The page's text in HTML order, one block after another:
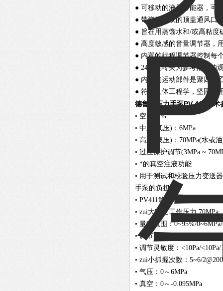
● 可移动的液压蓄能器，可
● 带弹簧加载的顶盖通风口
● 旨在用蒸馏水和/或高粘度
● 高度敏感的音量调节器，
● 内置的行程调节器控制每
● 240°旋转头为参考指标的
● 内部的运动部件是聚四氟
● 符合人体工程学，坚固耐
德鲁克压力手泵PV 411
技
• 空：95%
• 中压(气压)：6MPa
• 高压(液压)：70MPa(水或
• 过压保护调节(3MPa ~
• *的真空注液功能
• 用于测试和校验压力变送
手泵的负担。
• PV411能在一个手泵上同
• zui大安全工作压力 70MPa
• 量程范围：0~95%/
• 调节器作用：20kPa@0kPa/
• 调节灵敏度：<10Pa/<10Pa/
• zui小抓握次数：5~6/
• 气压：0～6MPa
• 真空：0～-0.095MPa